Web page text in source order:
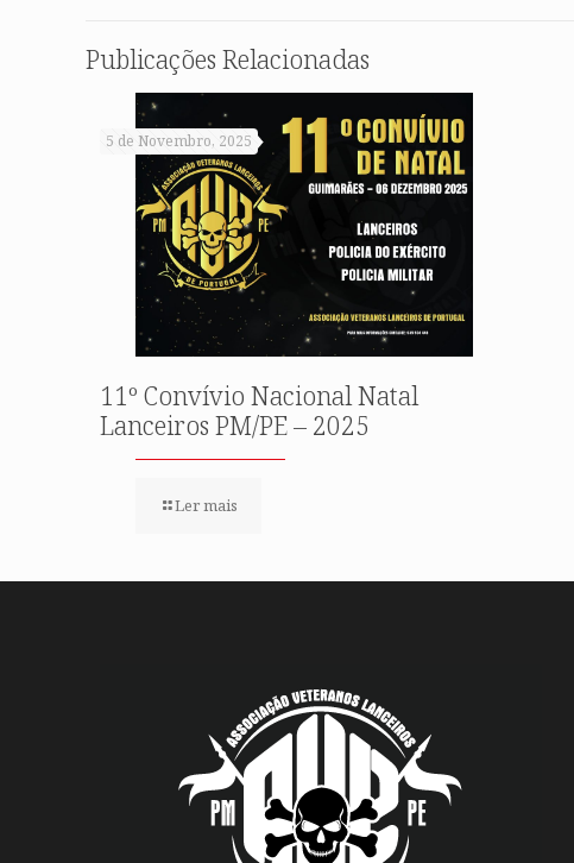
Publicações Relacionadas
5 de Novembro, 2025
11º Convívio Nacional Natal
Lanceiros PM/PE – 2025
Ler mais